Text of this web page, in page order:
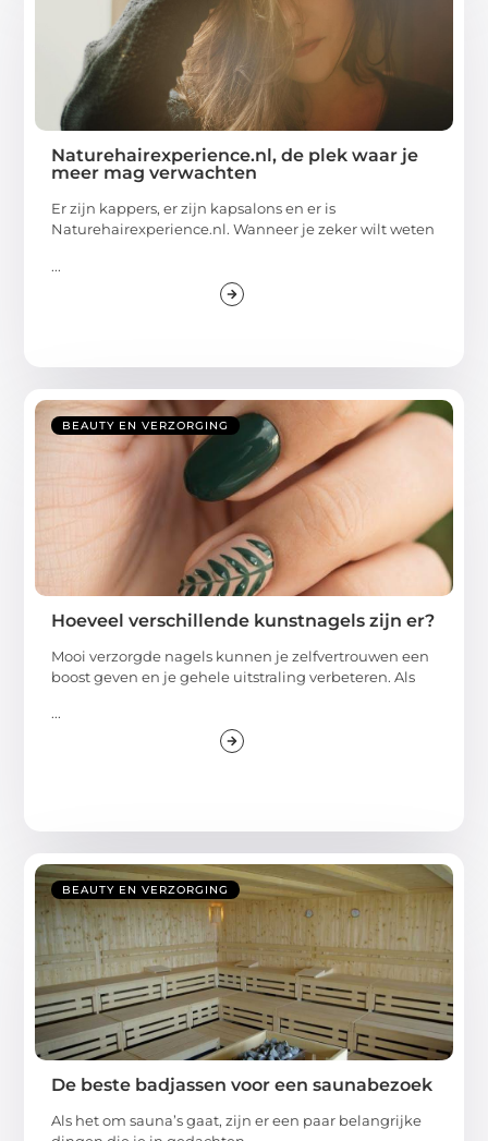
Naturehairexperience.nl, de plek waar je
meer mag verwachten
Er zijn kappers, er zijn kapsalons en er is
Naturehairexperience.nl. Wanneer je zeker wilt weten
...
BEAUTY EN VERZORGING
Hoeveel verschillende kunstnagels zijn er?
Mooi verzorgde nagels kunnen je zelfvertrouwen een
boost geven en je gehele uitstraling verbeteren. Als
...
BEAUTY EN VERZORGING
De beste badjassen voor een saunabezoek
Als het om sauna’s gaat, zijn er een paar belangrijke